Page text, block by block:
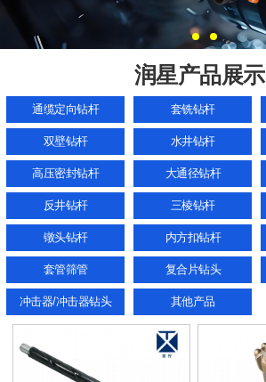
润星产品展示
通缆定向钻杆 套铣钻杆
双壁钻杆 水井钻杆
高压密封钻杆 大通径钻杆
反井钻杆 三棱钻杆
镦头钻杆 内方扣钻杆
套管筛管 复合片钻头
冲击器/冲击器钻头 其他产品